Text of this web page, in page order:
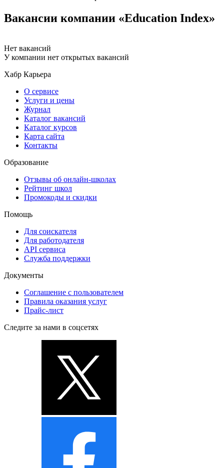
Вакансии компании «Education Index»
Нет вакансий
У компании нет открытых вакансий
Хабр Карьера
О сервисе
Услуги и цены
Журнал
Каталог вакансий
Каталог курсов
Карта сайта
Контакты
Образование
Отзывы об онлайн-школах
Рейтинг школ
Промокоды и скидки
Помощь
Для соискателя
Для работодателя
API сервиса
Служба поддержки
Документы
Соглашение с пользователем
Правила оказания услуг
Прайс-лист
Следите за нами в соцсетях